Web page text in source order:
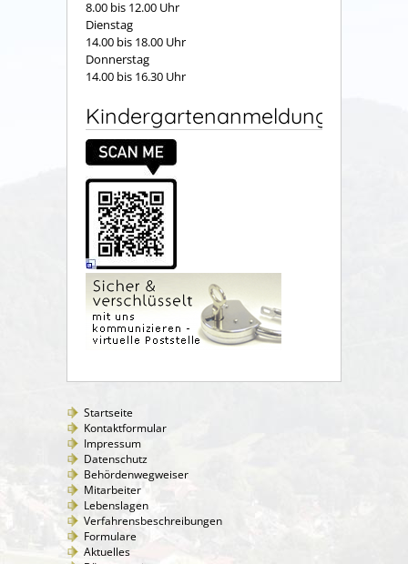
8.00 bis 12.00 Uhr
Dienstag
14.00 bis 18.00 Uhr
Donnerstag
14.00 bis 16.30 Uhr
Kindergartenanmeldung
Startseite
Kontaktformular
Impressum
Datenschutz
Behördenwegweiser
Mitarbeiter
Lebenslagen
Verfahrensbeschreibungen
Formulare
Aktuelles